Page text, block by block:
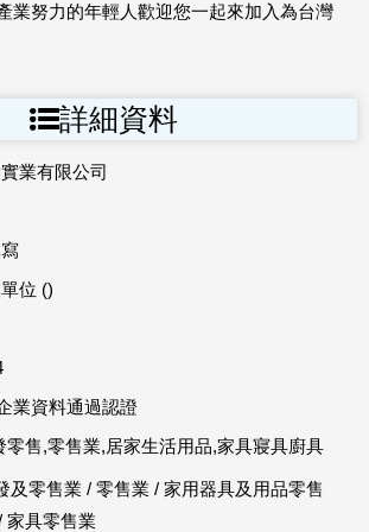
業努力的年輕人歡迎您一起來加入為台灣
詳細資料
業有限公司
位 ()
業資料通過認證
零售,零售業,居家生活用品,家具寢具廚具
及零售業 / 零售業 / 家用器具及用品零售
家具零售業